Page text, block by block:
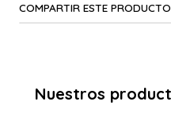
COMPARTIR ESTE PRODUCTO